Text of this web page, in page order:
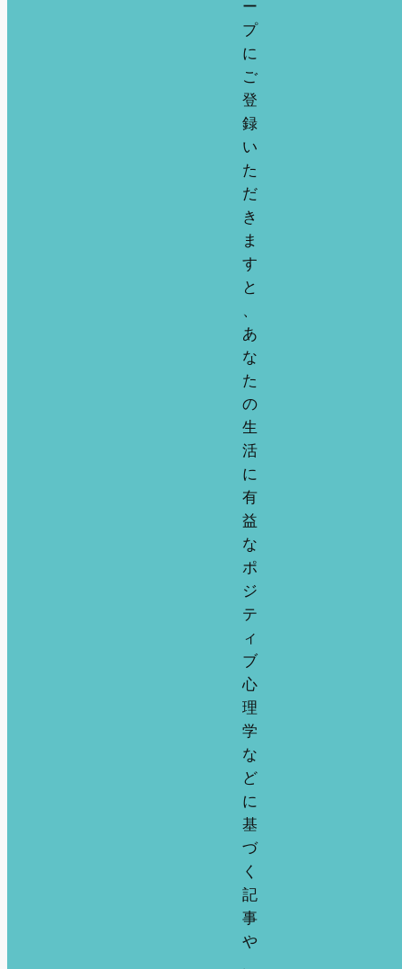
ー
プ
に
ご
登
録
い
た
だ
き
ま
す
と
、
あ
な
た
の
生
活
に
有
益
な
ポ
ジ
テ
ィ
ブ
心
理
学
な
ど
に
基
づ
く
記
事
や
、